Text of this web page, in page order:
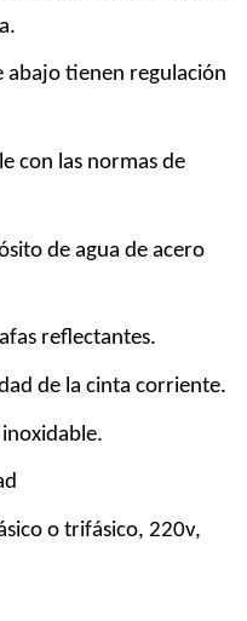
abajo tienen regulación
con las normas de
de agua de acero
reflectantes.
de la cinta corriente.
o trifásico, 220v,